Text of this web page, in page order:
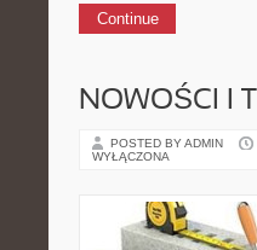
Continue
NOWOŚCI I
POSTED BY ADMIN
WYŁĄCZONA